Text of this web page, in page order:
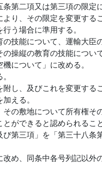
第二項又は第三項の限定
り、その限定を変更する
う場合に準用する。
技能について、運輸大臣
操縦の教育の技能につい
について」に改める。
し、及びこれを変更する
える。
の敷地について所有権そ
ができると認められること
第三項」を「第三十八条
め、同条中各号列記以外